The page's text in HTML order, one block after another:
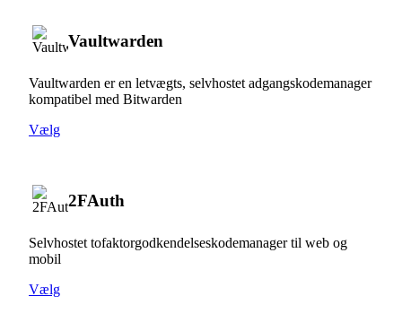
Vaultwarden
Vaultwarden er en letvægts, selvhostet adgangskodemanager
kompatibel med Bitwarden
Vælg
2FAuth
Selvhostet tofaktorgodkendelseskodemanager til web og
mobil
Vælg